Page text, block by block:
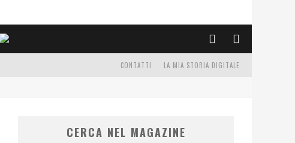
LA MIA STORIA DIGITALE
CONTATTI
CERCA NEL MAGAZINE